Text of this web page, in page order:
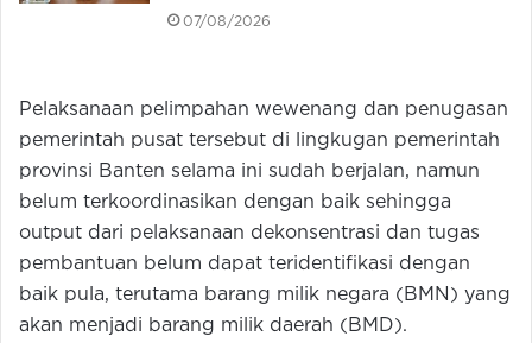
07/08/2026
Pelaksanaan pelimpahan wewenang dan penugasan
pemerintah pusat tersebut di lingkugan pemerintah
provinsi Banten selama ini sudah berjalan, namun
belum terkoordinasikan dengan baik sehingga
output dari pelaksanaan dekonsentrasi dan tugas
pembantuan belum dapat teridentifikasi dengan
baik pula, terutama barang milik negara (BMN) yang
akan menjadi barang milik daerah (BMD).